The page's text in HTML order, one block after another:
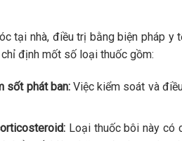
tại nhà, điều trị bằng biện pháp y
định mốt số loại thuốc gồm:
sốt phát ban:Việc kiểm soát và
Loại thuốc bôi này có